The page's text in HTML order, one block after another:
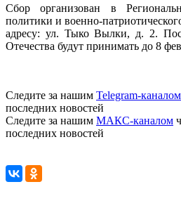
Сбор организован в
политики и военно-
адресу: ул. Тыко Вылки, д. 2.
Отечества будут принимать до 8
Следите за нашим Telegram-каналом
последних новостей
Следите за нашим МАКС-каналом
последних новостей